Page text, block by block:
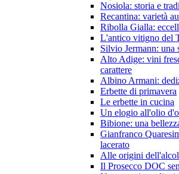
Nosiola: storia e
Recantina: varietà
Ribolla Gialla:
L'antico vitigno del
Silvio Jermann: una
Alto Adige: vini
carattere
Albino Armani:
Erbette di primavera
Le erbette in cucina
Un elogio all'olio
Bibione: una
Gianfranco
lacerato
Alle origini dell'alcol
Il Prosecco DOC